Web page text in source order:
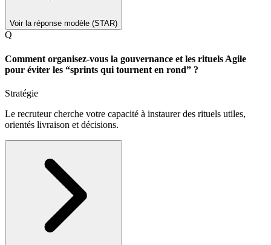
Voir la réponse modèle (STAR)
Q
Comment organisez-vous la gouvernance et les rituels Agile
pour éviter les “sprints qui tournent en rond” ?
Stratégie
Le recruteur cherche votre capacité à instaurer des rituels utiles,
orientés livraison et décisions.